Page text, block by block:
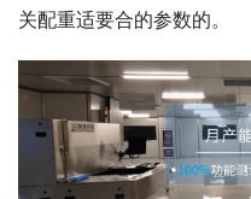
关配重适要合的参数的。